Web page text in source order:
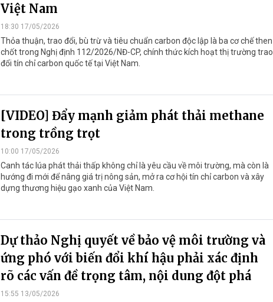
Việt Nam
18:30 17/05/2026
Thỏa thuận, trao đổi, bù trừ và tiêu chuẩn carbon độc lập là ba cơ chế then
chốt trong Nghị định 112/2026/NĐ-CP, chính thức kích hoạt thị trường trao
đổi tín chỉ carbon quốc tế tại Việt Nam.
[VIDEO] Đẩy mạnh giảm phát thải methane
trong trồng trọt
10:00 17/05/2026
Canh tác lúa phát thải thấp không chỉ là yêu cầu về môi trường, mà còn là
hướng đi mới để nâng giá trị nông sản, mở ra cơ hội tín chỉ carbon và xây
dựng thương hiệu gạo xanh của Việt Nam.
Dự thảo Nghị quyết về bảo vệ môi trường và
ứng phó với biến đổi khí hậu phải xác định
rõ các vấn đề trọng tâm, nội dung đột phá
15:55 13/05/2026